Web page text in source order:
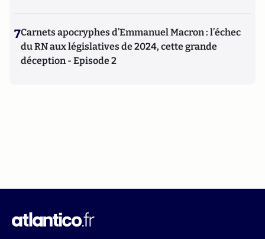
7Carnets apocryphes d’Emmanuel Macron : l’échec
du RN aux législatives de 2024, cette grande
déception - Episode 2